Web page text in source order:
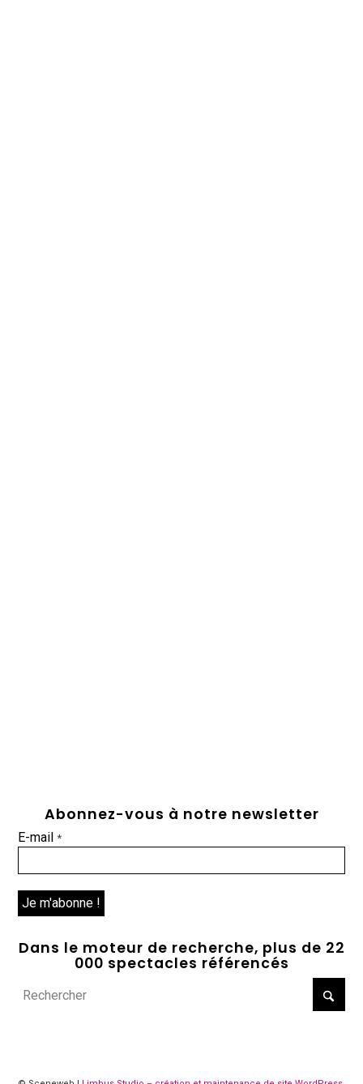
Abonnez-vous à notre newsletter
E-mail*
Dans le moteur de recherche, plus de 22
000 spectacles référencés